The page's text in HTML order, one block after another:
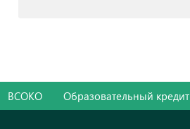
ВСОКО Образовательный кредит